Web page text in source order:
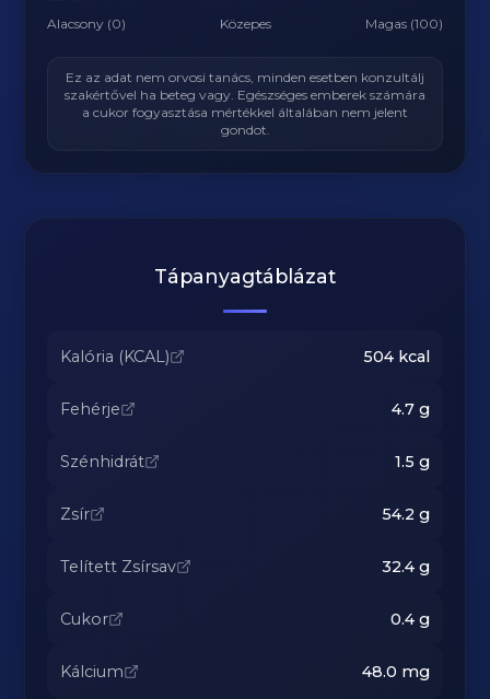
Alacsony (0) Közepes Magas (100)
Ez az adat nem orvosi tanács, minden esetben konzultálj
szakértővel ha beteg vagy. Egészséges emberek számára
a cukor fogyasztása mértékkel általában nem jelent
gondot.
Tápanyagtáblázat
Kalória (KCAL) 504kcal
Fehérje 4.7g
Szénhidrát 1.5 g
Zsír 54.2 g
Telített Zsírsav 32.4g
Cukor 0.4g
Kálcium 48.0 mg